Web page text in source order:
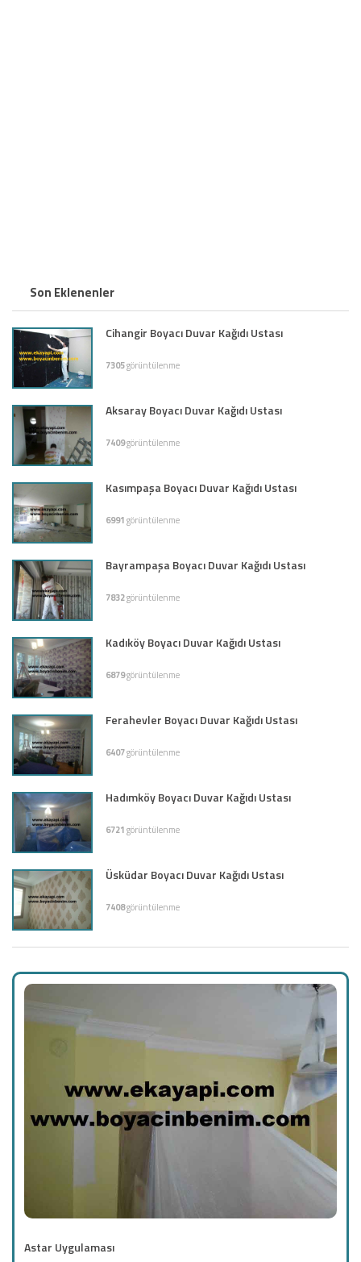
Son Eklenenler
Cihangir Boyacı Duvar Kağıdı Ustası
7305görüntülenme
Aksaray Boyacı Duvar Kağıdı Ustası
7409görüntülenme
Kasımpaşa Boyacı Duvar Kağıdı Ustası
6991görüntülenme
Bayrampaşa Boyacı Duvar Kağıdı Ustası
7832görüntülenme
Kadıköy Boyacı Duvar Kağıdı Ustası
6879görüntülenme
Ferahevler Boyacı Duvar Kağıdı Ustası
6407görüntülenme
Hadımköy Boyacı Duvar Kağıdı Ustası
6721görüntülenme
Üsküdar Boyacı Duvar Kağıdı Ustası
7408görüntülenme
Astar Uygulaması